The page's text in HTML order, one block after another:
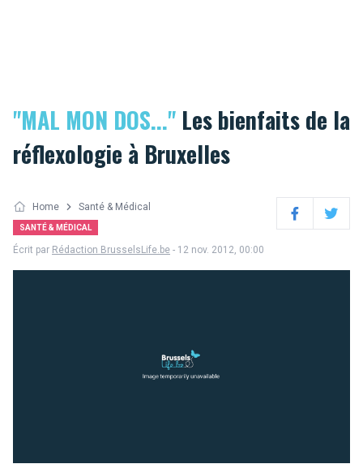
"MAL MON DOS..." Les bienfaits de la
réflexologie à Bruxelles
Home Santé & Médical
SANTÉ & MÉDICAL FacebookTwitter
Écrit par Rédaction BrusselsLife.be - 12 nov. 2012, 00:00